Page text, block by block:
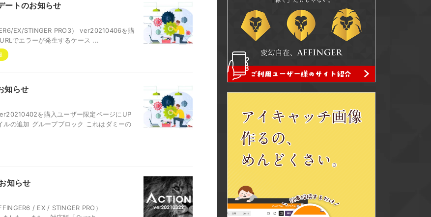
ートのお知らせ
EX/STINGER PRO3） ver20210406を購
でエラーが発生するケース ...
知らせ
を購入ユーザー限定ページにUP
の追加 グループブロック これはダミーの
知らせ
/ EX / STINGER PRO）